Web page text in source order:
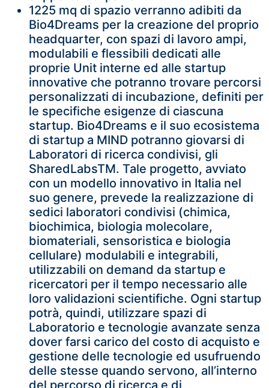
1225 mq di spazio verranno adibiti da
Bio4Dreams per la creazione del proprio
headquarter, con spazi di lavoro ampi,
modulabili e flessibili dedicati alle
proprie Unit interne ed alle startup
innovative che potranno trovare percorsi
personalizzati di incubazione, definiti per
le specifiche esigenze di ciascuna
startup. Bio4Dreams e il suo ecosistema
di startup a MIND potranno giovarsi di
Laboratori di ricerca condivisi, gli
SharedLabsTM. Tale progetto, avviato
con un modello innovativo in Italia nel
suo genere, prevede la realizzazione di
sedici laboratori condivisi (chimica,
biochimica, biologia molecolare,
biomateriali, sensoristica e biologia
cellulare) modulabili e integrabili,
utilizzabili on demand da startup e
ricercatori per il tempo necessario alle
loro validazioni scientifiche. Ogni startup
potrà, quindi, utilizzare spazi di
Laboratorio e tecnologie avanzate senza
dover farsi carico del costo di acquisto e
gestione delle tecnologie ed usufruendo
delle stesse quando servono, all’interno
del percorso di ricerca e di